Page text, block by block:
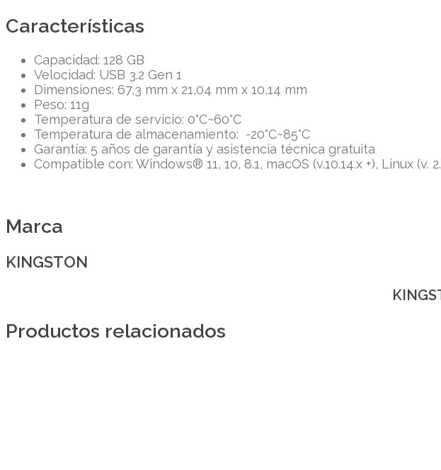
Características
Capacidad: 128 GB
Velocidad: USB 3.2 Gen 1
Dimensiones: 67,3 mm x 21,04 mm x 10,14 mm
Peso: 11g
Temperatura de servicio: 0°C~60°C
Temperatura de almacenamiento: -20°C~85°C
Garantía: 5 años de garantía y asistencia técnica gratuita
Compatible con: Windows® 11, 10, 8.1, macOS (v.10.14.x +), Linux (v.
Marca
KINGSTON
Productos relacionados